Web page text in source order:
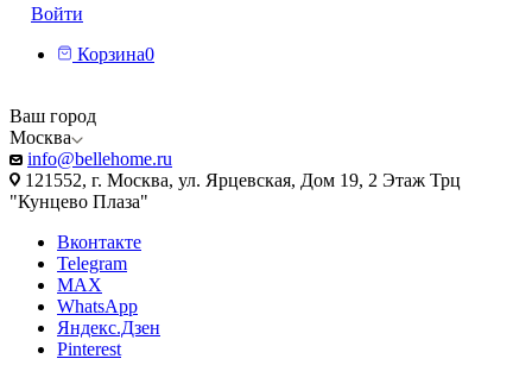
Войти
Корзина0
Ваш город
Москва
info@bellehome.ru
121552, г. Москва, ул. Ярцевская, Дом 19, 2 Этаж Трц
"Кунцево Плаза"
Вконтакте
Telegram
MAX
WhatsApp
Яндекс.Дзен
Pinterest